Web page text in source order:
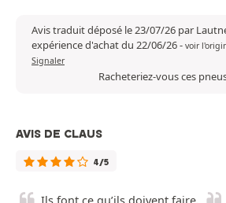
Avis traduit déposé le 23/07/26 par
expérience d'achat du 22/06/26- voir
Signaler
Racheteriez-vous ces
AVIS DE CLAUS
4/5